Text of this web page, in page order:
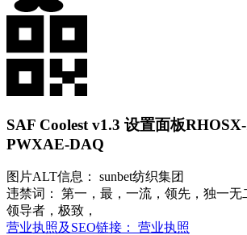
SAF Coolest v1.3 设置面板
PWXAE-DAQ
图片ALT信息： sunbet纺织集团
违禁词： 第一，最，一流，领先，独一无
领导者，极致，
营业执照及SEO链接： 营业执照